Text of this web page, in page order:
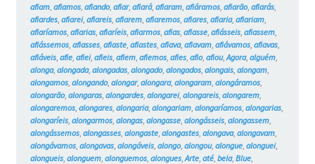
afiam, afiamos, afiando, afiar, afiará, afiaram, afiáramos, afiarão, afiarás,
afiardes, afiarei, afiareis, afiarem, afiaremos, afiares, afiaria, afiariam,
afiaríamos, afiarias, afiaríeis, afiarmos, afias, afiasse, afiásseis, afiassem,
afiássemos, afiasses, afiaste, afiastes, afiava, afiavam, afiávamos, afiavas,
afiáveis, afie, afiei, afieis, afiem, afiemos, afies, afio, afiou, Agora, alguém,
alonga, alongada, alongadas, alongado, alongados, alongais, alongam,
alongamos, alongando, alongar, alongara, alongaram, alongáramos,
alongarão, alongaras, alongardes, alongarei, alongareis, alongarem,
alongaremos, alongares, alongaria, alongariam, alongaríamos, alongarias,
alongaríeis, alongarmos, alongas, alongasse, alongásseis, alongassem,
alongássemos, alongasses, alongaste, alongastes, alongava, alongavam,
alongávamos, alongavas, alongáveis, alongo, alongou, alongue, alonguei,
alongueis, alonguem, alonguemos, alongues, Arte, até, bela, Blue,